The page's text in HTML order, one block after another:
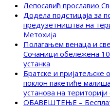
Лепосавић прославио
Додела подстицаја за
предузетништва на
Метохија
Полагањем венаца и
Сочаници обележена
устанка
Братске и пријатељске
поклон пакетиће
установа на
ОБАВЕШТЕЊЕ –